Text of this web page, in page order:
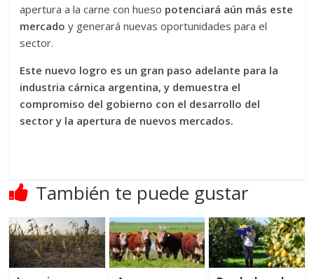
apertura a la carne con hueso potenciará aún más este
mercado y generará nuevas oportunidades para el
sector.
Este nuevo logro es un gran paso adelante para la
industria cárnica argentina, y demuestra el
compromiso del gobierno con el desarrollo del
sector y la apertura de nuevos mercados.
También te puede gustar